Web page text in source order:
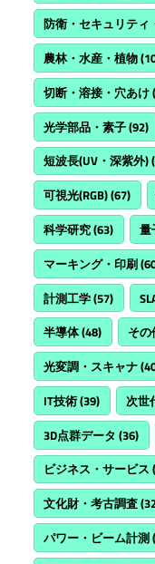
防衛・セキュリティ
農林・水産・植物
切断・溶接・穴あけ
光学部品・素子(92)
短波長(UV・深紫外)
可視光(RGB)(67)
科学研究(63) 量
マーキング・印刷
計測工学(57)
半導体(48) その
光変調・スキャナ
IT技術(39) 次世
3D点群データ (36)
ビジネス・サービス
文化財・考古調査
パワー・ビーム計測